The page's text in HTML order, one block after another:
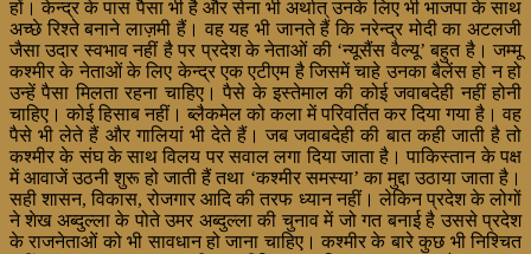
हों। केन्द्र के पास पैसा भी है और सेना भी अर्थात् उनके लिए भी भाजपा के साथ
अच्छे रिश्ते बनाने लाज़मी हैं। वह यह भी जानते हैं कि नरेन्द्र मोदी का अटलजी
जैसा उदार स्वभाव नहीं है पर प्रदेश के नेताओं की ‘न्यूसैंस वैल्यू’ बहुत है। जम्मू
कश्मीर के नेताओं के लिए केन्द्र एक एटीएम है जिसमें चाहे उनका बैलेंस हो न हो
उन्हें पैसा मिलता रहना चाहिए। पैसे के इस्तेमाल की कोई जवाबदेही नहीं होनी
चाहिए। कोई हिसाब नहीं। ब्लैकमेल को कला में परिवर्तित कर दिया गया है। वह
पैसे भी लेते हैं और गालियां भी देते हैं। जब जवाबदेही की बात कही जाती है तो
कश्मीर के संघ के साथ विलय पर सवाल लगा दिया जाता है। पाकिस्तान के पक्ष
में आवाजें उठनी शुरू हो जाती हैं तथा ‘कश्मीर समस्या’ का मुद्दा उठाया जाता है।
सही शासन, विकास, रोजगार आदि की तरफ ध्यान नहीं। लेकिन प्रदेश के लोगों
ने शेख अब्दुल्ला के पोते उमर अब्दुल्ला की चुनाव में जो गत बनाई है उससे प्रदेश
के राजनेताओं को भी सावधान हो जाना चाहिए। कश्मीर के बारे कुछ भी निश्चित